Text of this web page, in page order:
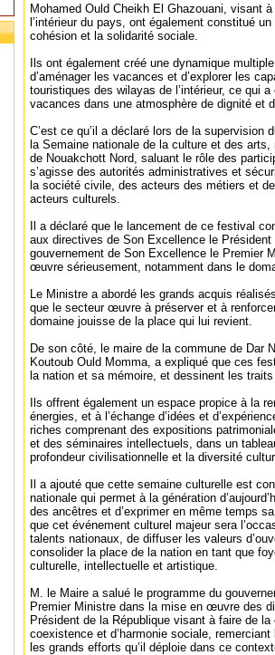
Mohamed Ould Cheikh El Ghazouani, visant
l’intérieur du pays, ont également constitué
cohésion et la solidarité sociale.
Ils ont également créé une dynamique
d’aménager les vacances et d’explorer les
touristiques des wilayas de l’intérieur, ce qui
vacances dans une atmosphère de dignité et
C’est ce qu’il a déclaré lors de la supervision
la Semaine nationale de la culture et des
de Nouakchott Nord, saluant le rôle des
s’agisse des autorités administratives et
la société civile, des acteurs des métiers et
acteurs culturels.
Il a déclaré que le lancement de ce festival
aux directives de Son Excellence le Président
gouvernement de Son Excellence le Premier
œuvre sérieusement, notamment dans le
Le Ministre a abordé les grands acquis
que le secteur œuvre à préserver et à
domaine jouisse de la place qui lui revient.
De son côté, le maire de la commune de Dar
Koutoub Ould Momma, a expliqué que ces
la nation et sa mémoire, et dessinent les
Ils offrent également un espace propice à la
énergies, et à l’échange d’idées et
riches comprenant des expositions
et des séminaires intellectuels, dans un
profondeur civilisationnelle et la diversité
Il a ajouté que cette semaine culturelle est
nationale qui permet à la génération
des ancêtres et d’exprimer en même temps
que cet événement culturel majeur sera
talents nationaux, de diffuser les valeurs
consolider la place de la nation en tant que
culturelle, intellectuelle et artistique.
M. le Maire a salué le programme du
Premier Ministre dans la mise en œuvre des
Président de la République visant à faire de
coexistence et d’harmonie sociale,
les grands efforts qu’il déploie dans ce